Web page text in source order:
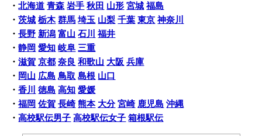
・北海道 青森 岩手 秋田 山形 宮城 福島
・茨城 栃木 群馬 埼玉 山梨 千葉 東京 神奈川
・長野 新潟 富山 石川
福井
・静岡 愛知 岐阜 三重
・滋賀 京都 奈良 和歌山 大阪 兵庫
・ 岡山 広島 鳥取 島根 山口
・香川 徳島 高知 愛媛
・福岡 佐賀 長崎 熊本 大分 宮崎 鹿児島 沖縄
・高校駅伝男子 高校駅伝女子 箱根駅伝